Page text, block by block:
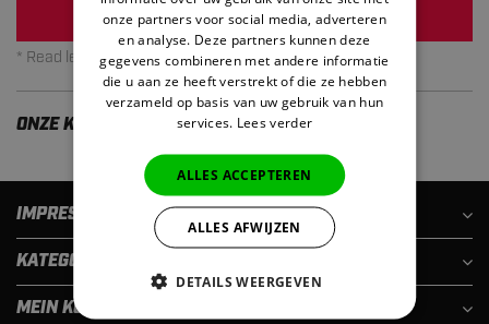
INSCHRIJVEN
* Read legal restrictions here
ONZE KLANTEN ZIJN TEVREDEN
IMPRESSUM
KATEGORIEN
MEIN KONTO
onze partners voor social media, adverteren
en analyse. Deze partners kunnen deze
gegevens combineren met andere informatie
die u aan ze heeft verstrekt of die ze hebben
verzameld op basis van uw gebruik van hun
services. Lees verder
ALLES ACCEPTEREN
ALLES AFWIJZEN
DETAILS WEERGEVEN